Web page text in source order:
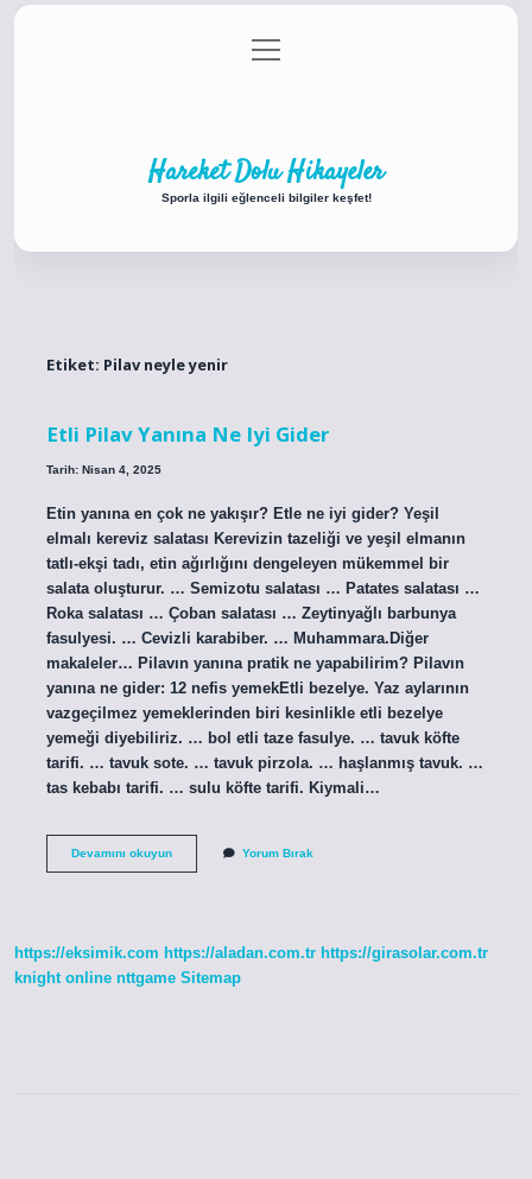
Gizlilik Politikası
menüyü
aç
Hareket Dolu Hikayeler
Sporla ilgili eğlenceli bilgiler keşfet!
Etiket: Pilav neyle yenir
Etli Pilav Yanına Ne Iyi Gider
Tarih: Nisan 4, 2025
Etin yanına en çok ne yakışır? Etle ne iyi gider? Yeşil
elmalı kereviz salatası Kerevizin tazeliği ve yeşil elmanın
tatlı-ekşi tadı, etin ağırlığını dengeleyen mükemmel bir
salata oluşturur. … Semizotu salatası … Patates salatası …
Roka salatası … Çoban salatası … Zeytinyağlı barbunya
fasulyesi. … Cevizli karabiber. … Muhammara.Diğer
makaleler… Pilavın yanına pratik ne yapabilirim? Pilavın
yanına ne gider: 12 nefis yemekEtli bezelye. Yaz aylarının
vazgeçilmez yemeklerinden biri kesinlikle etli bezelye
yemeği diyebiliriz. … bol etli taze fasulye. … tavuk köfte
tarifi. … tavuk sote. … tavuk pirzola. … haşlanmış tavuk. …
tas kebabı tarifi. … sulu köfte tarifi. Kiymali…
Devamını okuyunEtli
Yorum Bırak
https://eksimik.com https://aladan.com.tr https://girasolar.com.tr
knight online nttgame Sitemap